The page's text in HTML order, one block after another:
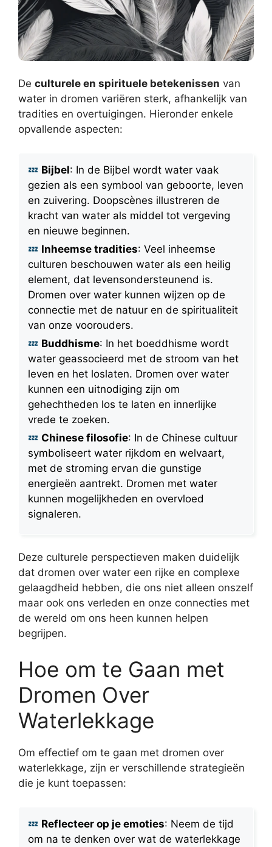
De culturele en spirituele betekenissen van
water in dromen variëren sterk, afhankelijk van
tradities en overtuigingen. Hieronder enkele
opvallende aspecten:
Bijbel: In de Bijbel wordt water vaak
gezien als een symbool van geboorte, leven
en zuivering. Doopscènes illustreren de
kracht van water als middel tot vergeving
en nieuwe beginnen.
Inheemse tradities: Veel inheemse
culturen beschouwen water als een heilig
element, dat levensondersteunend is.
Dromen over water kunnen wijzen op de
connectie met de natuur en de spiritualiteit
van onze voorouders.
Buddhisme: In het boeddhisme wordt
water geassocieerd met de stroom van het
leven en het loslaten. Dromen over water
kunnen een uitnodiging zijn om
gehechtheden los te laten en innerlijke
vrede te zoeken.
Chinese filosofie: In de Chinese cultuur
symboliseert water rijkdom en welvaart,
met de stroming ervan die gunstige
energieën aantrekt. Dromen met water
kunnen mogelijkheden en overvloed
signaleren.
Deze culturele perspectieven maken duidelijk
dat dromen over water een rijke en complexe
gelaagdheid hebben, die ons niet alleen onszelf
maar ook ons verleden en onze connecties met
de wereld om ons heen kunnen helpen
begrijpen.
Hoe om te Gaan met
Dromen Over
Waterlekkage
Om effectief om te gaan met dromen over
waterlekkage, zijn er verschillende strategieën
die je kunt toepassen:
Reflecteer op je emoties: Neem de tijd
om na te denken over wat de waterlekkage